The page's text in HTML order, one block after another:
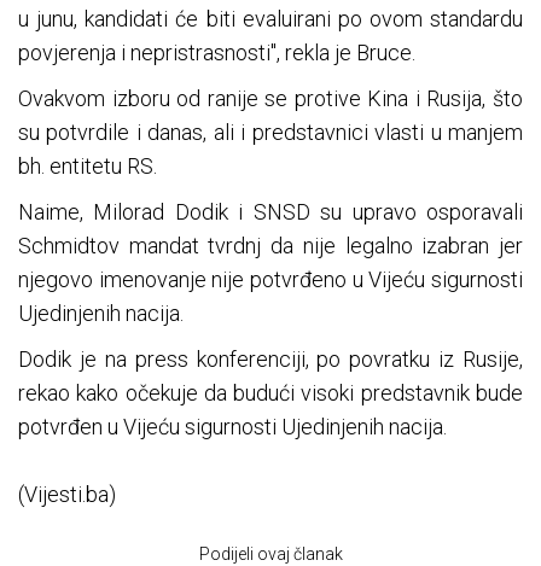
u junu, kandidati će biti evaluirani po ovom standardu
povjerenja i nepristrasnosti", rekla je Bruce.
Ovakvom izboru od ranije se protive Kina i Rusija, što
su potvrdile i danas, ali i predstavnici vlasti u manjem
bh. entitetu RS.
Naime, Milorad Dodik i SNSD su upravo osporavali
Schmidtov mandat tvrdnj da nije legalno izabran jer
njegovo imenovanje nije potvrđeno u Vijeću sigurnosti
Ujedinjenih nacija.
Dodik je na press konferenciji, po povratku iz Rusije,
rekao kako očekuje da budući visoki predstavnik bude
potvrđen u Vijeću sigurnosti Ujedinjenih nacija.
(Vijesti.ba)
Podijeli ovaj članak